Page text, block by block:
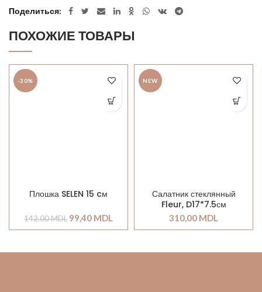
Поделиться
ПОХОЖИЕ ТОВАРЫ
-30%
Плошка SELEN 15 cм
142,00MDL 99,40 MDL
NEW
Салатник стеклянный
Fleur, D17*7.5см
310,00 MDL